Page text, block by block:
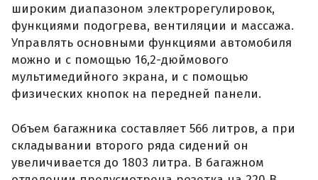
широким диапазоном электрорегулировок,
функциями подогрева, вентиляции и массажа.
Управлять основными функциями автомобиля
можно и с помощью 16,2-дюймового
мультимедийного экрана, и с помощью
физических кнопок на передней панели.
Объем багажника составляет 566 литров, а при
складывании второго ряда сидений он
увеличивается до 1803 литра. В багажном